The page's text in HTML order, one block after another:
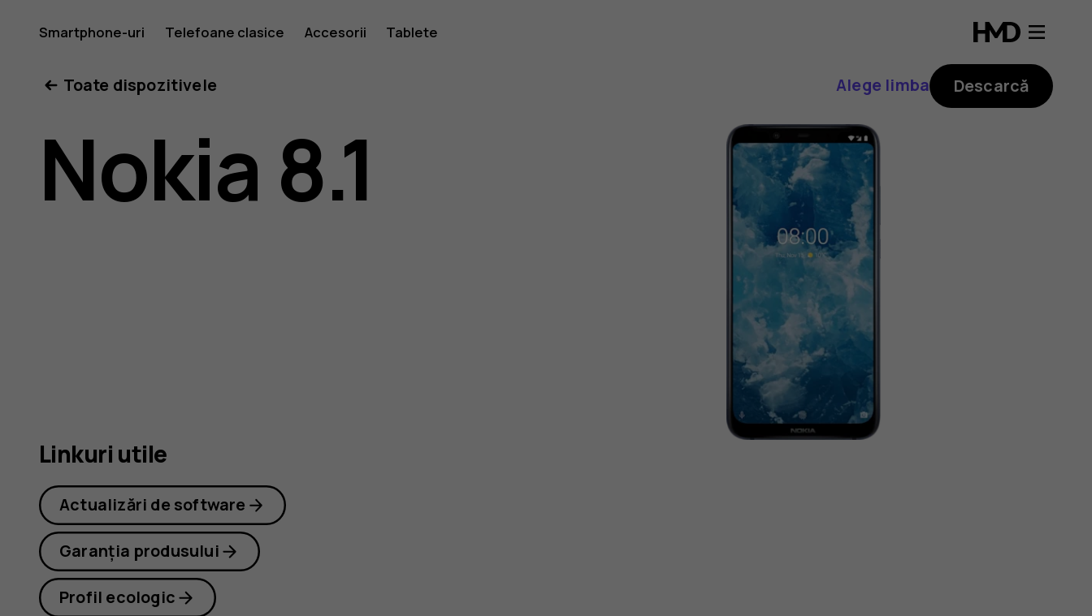
Ghid
de
utilizare
Smartphone-uri Telefoane clasice Accesorii Tablete
Toate dispozitivele Alege limba Descarcă
Nokia 8.1
Linkuri utile
Actualizări de software
Garanția produsului
Profil ecologic